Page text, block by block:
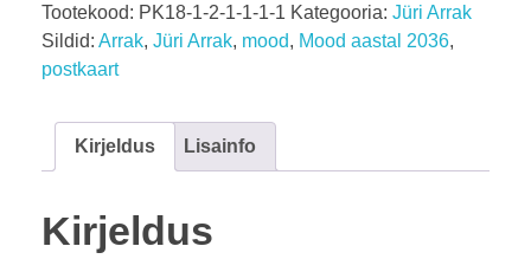
Tootekood: PK18-1-2-1-1-1-1 Kategooria: Jüri Arrak
Sildid: Arrak, Jüri Arrak, mood, Mood aastal 2036,
postkaart
Kirjeldus Lisainfo
Kirjeldus